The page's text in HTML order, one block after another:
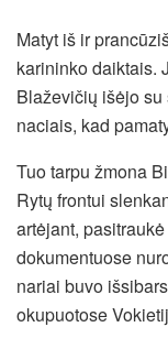
Matyt iš ir
karininko daiktais.
Blaževičių išėjo
naciais, kad
Tuo tarpu žmona
Rytų frontui
artėjant,
dokumentuose
nariai buvo
okupuotose